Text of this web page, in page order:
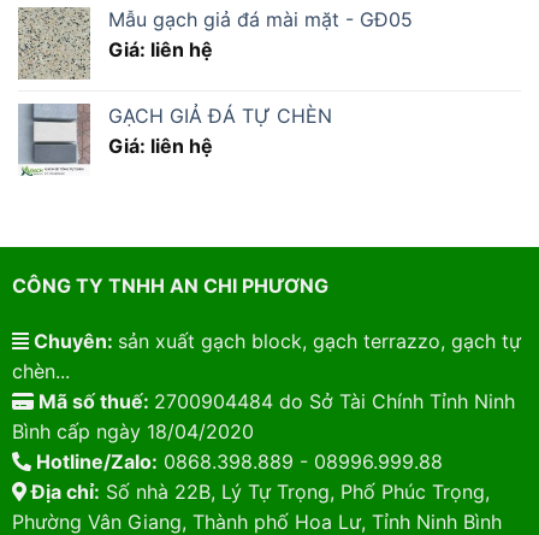
Mẫu gạch giả đá mài mặt - GĐ05
Giá: liên hệ
GẠCH GIẢ ĐÁ TỰ CHÈN
Giá: liên hệ
CÔNG TY TNHH AN CHI PHƯƠNG
Chuyên: sản xuất gạch block, gạch terrazzo, gạch tự
chèn...
Mã số thuế: 2700904484 do Sở Tài Chính Tỉnh Ninh
Bình cấp ngày 18/04/2020
Hotline/Zalo: 0868.398.889 - 08996.999.88
Địa chỉ: Số nhà 22B, Lý Tự Trọng, Phố Phúc Trọng,
Phường Vân Giang, Thành phố Hoa Lư, Tỉnh Ninh Bình